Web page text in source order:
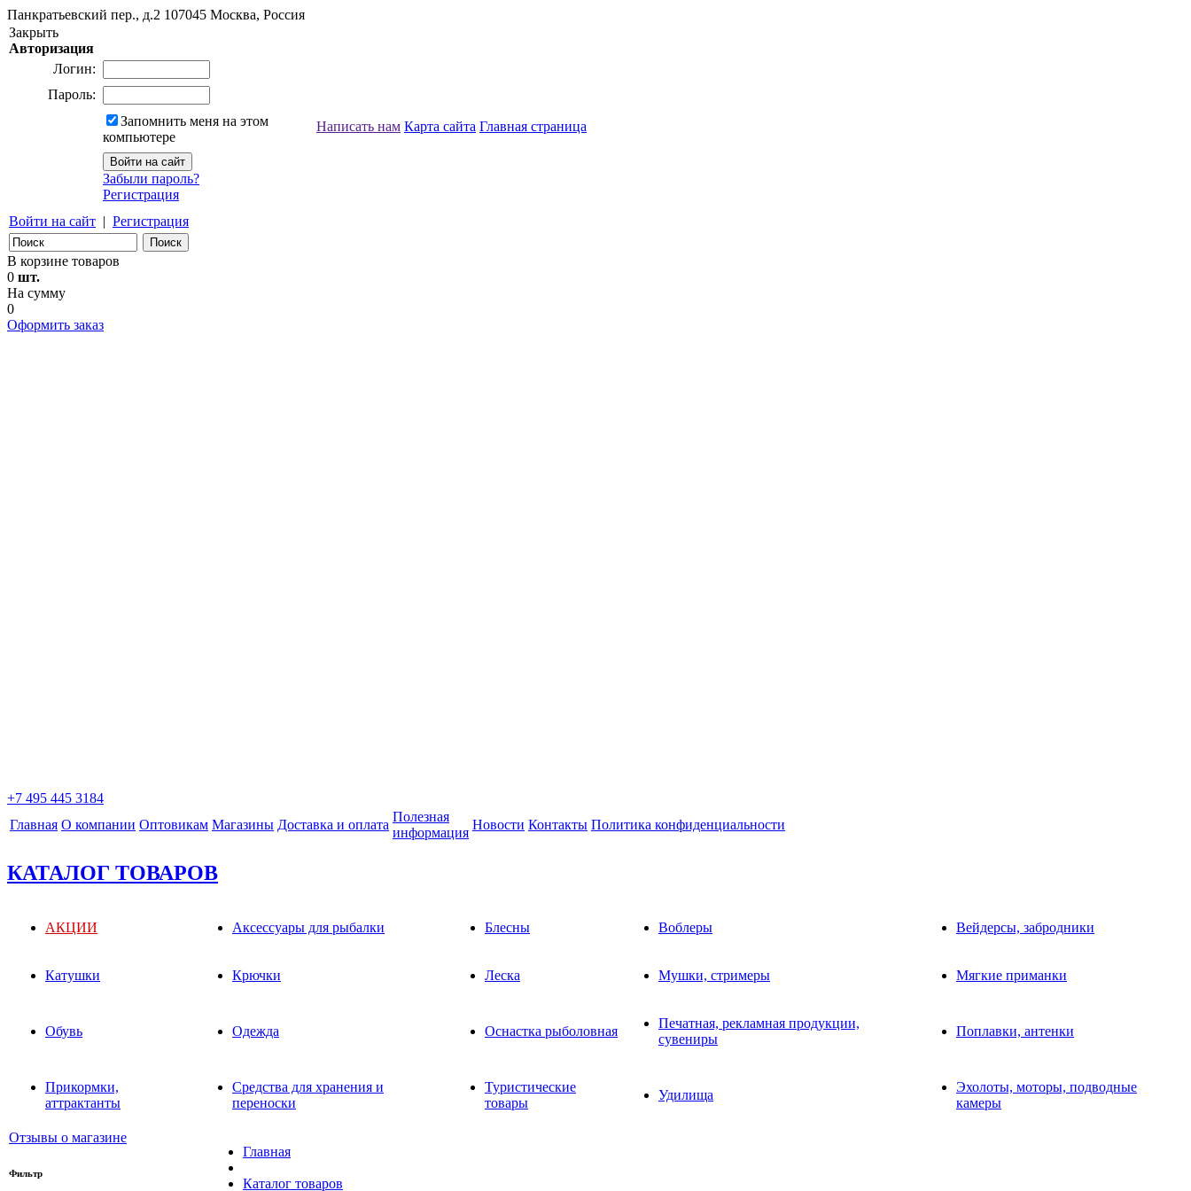
Панкратьевский пер., д.2 107045 Москва, Россия
Закрыть
Авторизация
Логин:
Пароль:
Запомнить меня на этом
компьютере
Забыли пароль?
Регистрация
Войти на сайт | Регистрация
Написать нам Карта сайта Главная страница
В корзине товаров
0 шт.
На сумму
0
Оформить заказ
+7 495 445 3184
Главная О компании Оптовикам Магазины Доставка и оплата
Полезная
информация
Новости Контакты Политика конфиденциальности
КАТАЛОГ ТОВАРОВ
АКЦИИ Аксессуары для рыбалки Блесны Воблеры Вейдерсы, забродники
Катушки Крючки Леска Мушки, стримеры Мягкие приманки
Обувь Одежда Оснастка рыболовная
Печатная, рекламная продукции,
сувениры
Поплавки, антенки
Прикормки,
аттрактанты
Средства для хранения и
переноски
Туристические
товары
Удилища
Эхолоты, моторы, подводные
камеры
Отзывы о магазине
Фильтр
Главная
Каталог товаров